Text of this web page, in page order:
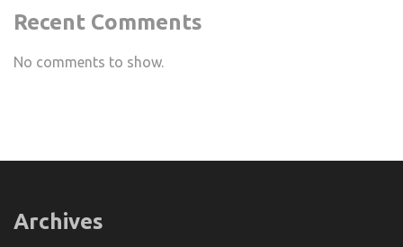
Recent Comments
No comments to show.
Archives